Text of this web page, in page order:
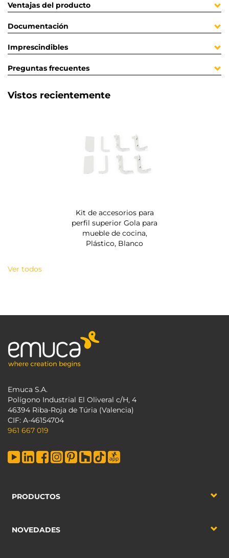
Ventajas del producto
Documentación
Imprescindibles
Preguntas frecuentes
Vistos recientemente
Kit de accesorios para
perfil superior Gola para
mueble de cocina,
Plástico, Blanco
Ver todos
Emuca S.A.
Polígono Industrial El Oliveral c/H, 4
46394 Riba-Roja de Túria (Valencia)
CIF: A-46154704
961 667 019
PRODUCTOS
NOVEDADES